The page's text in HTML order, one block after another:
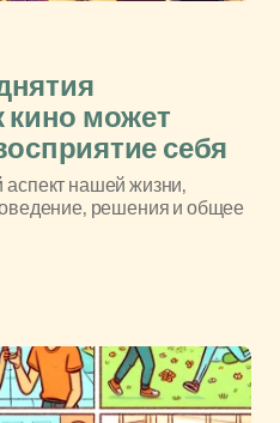
кино может
себя
нашей жизни,
решения и общее